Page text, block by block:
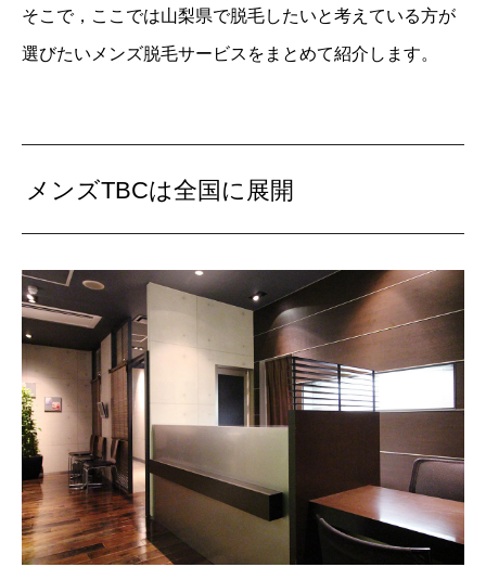
そこで，ここでは山梨県で脱毛したいと考えている方が
選びたいメンズ脱毛サービスをまとめて紹介します。
メンズTBCは全国に展開